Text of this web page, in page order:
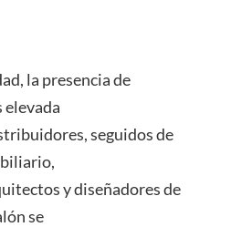
la presencia de
elevada
seguidos de
y diseñadores de
se